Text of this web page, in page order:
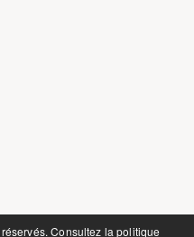
Consultez lapolitique